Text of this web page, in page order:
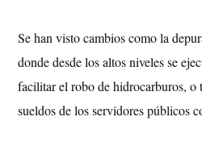
Se han visto cambios como la
donde desde los altos niveles se
facilitar el robo de hidrocarburos, o
sueldos de los servidores públicos